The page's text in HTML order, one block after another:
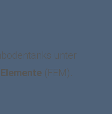
unter
(FEM).